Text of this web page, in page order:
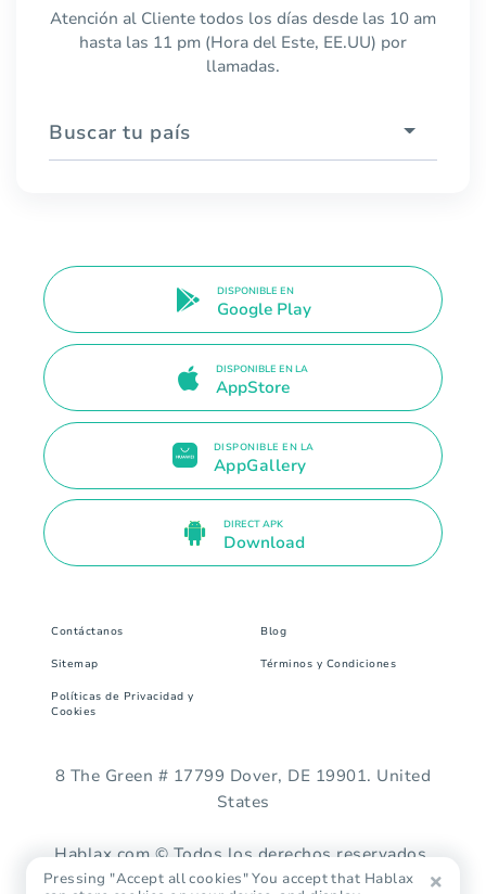
Atención al Cliente todos los días desde las 10 am
hasta las 11 pm (Hora del Este, EE.UU) por
llamadas.
Buscar tu país
DISPONIBLE EN
Google Play
DISPONIBLE EN LA
AppStore
DISPONIBLE EN LA
AppGallery
DIRECT APK
Download
Contáctanos Blog
Sitemap Términos y Condiciones
Políticas de Privacidad y
Cookies
8 The Green # 17799 Dover, DE 19901. United
States
Hablax.com © Todos los derechos reservados.
Pressing "Accept all cookies" You accept that Hablax